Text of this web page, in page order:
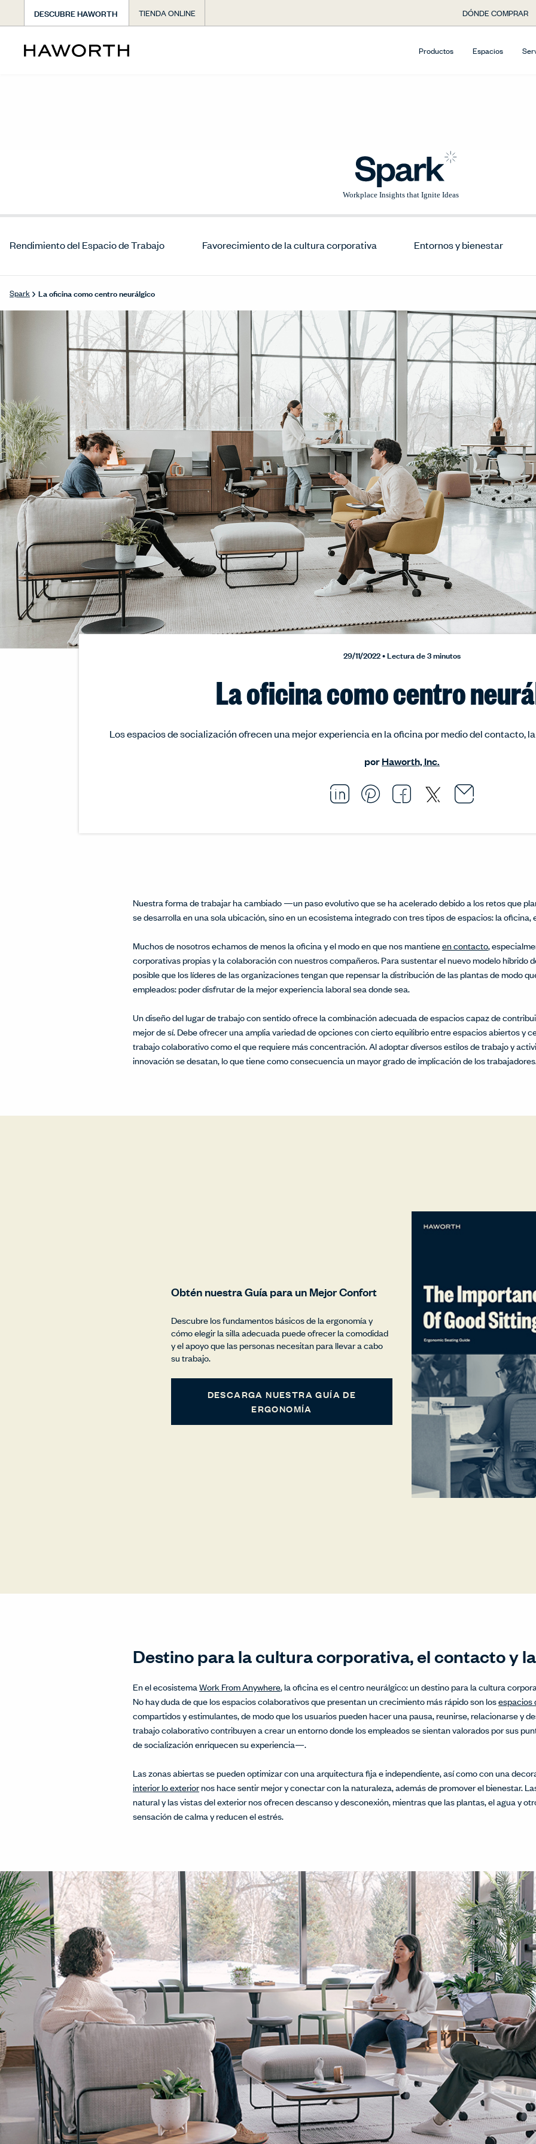
DESCUBRE HAWORTH TIENDA ONLINE DÓNDE COMPRAR
Productos Espacios
Rendimiento del Espacio de Trabajo Favorecimiento de la cultura corporativa Entornos y bienestar
Spark La oficina como centro neurálgico
29/11/2022 • Lectura de 3 minutos
La oficina como centro
Los espacios de socialización ofrecen una mejor experiencia en la oficina por medio del contacto,
porHaworth, Inc.
Share this article on
Opens in a new window.
Pin this article on
Opens in a new
Share this
Opens in a new
Share this
Opens in a
Email
Opens
Nuestra forma de trabajar ha cambiado —un paso evolutivo que se ha acelerado debido a los retos que
se desarrolla en una sola ubicación, sino en un ecosistema integrado con tres tipos de espacios: la oficina,
Muchos de nosotros echamos de menos la oficina y el modo en que nos mantieneen contacto,
corporativas propias y la colaboración con nuestros compañeros. Para sustentar el nuevo modelo híbrido
posible que los líderes de las organizaciones tengan que repensar la distribución de las plantas de modo
empleados: poder disfrutar de la mejor experiencia laboral sea donde sea.
Un diseño del lugar de trabajo con sentido ofrece la combinación adecuada de espacios capaz de
mejor de sí. Debe ofrecer una amplia variedad de opciones con cierto equilibrio entre espacios abiertos y
trabajo colaborativo como el que requiere más concentración. Al adoptar diversos estilos de trabajo y
innovación se desatan, lo que tiene como consecuencia un mayor grado de implicación de los
Obtén nuestra Guía para un Mejor Confort
Descubre los fundamentos básicos de la ergonomía y
cómo elegir la silla adecuada puede ofrecer la comodidad
y el apoyo que las personas necesitan para llevar a cabo
su trabajo.
DESCARGA NUESTRA GUÍA DE
ERGONOMÍA
Destino para la cultura corporativa, el contacto y
En el ecosistemaWork From Anywhere, la oficina es el centro neurálgico: un destino para la cultura
No hay duda de que los espacios colaborativos que presentan un crecimiento más rápido son losespacios
compartidos y estimulantes, de modo que los usuarios pueden hacer una pausa, reunirse, relacionarse y
trabajo colaborativo contribuyen a crear un entorno donde los empleados se sientan valorados por sus
de socialización enriquecen su experiencia—.
Las zonas abiertas se pueden optimizar con una arquitectura fija e independiente, así como con una
interior lo exteriornos hace sentir mejor y conectar con la naturaleza, además de promover el bienestar.
natural y las vistas del exterior nos ofrecen descanso y desconexión, mientras que las plantas, el agua y
sensación de calma y reducen el estrés.